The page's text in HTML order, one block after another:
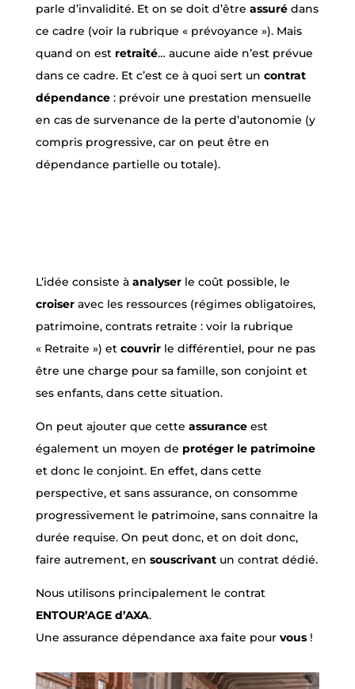
parle d’invalidité. Et on se doit d’être assurédans
ce cadre (voir la rubrique « prévoyance »). Mais
quand on est retraité… aucune aide n’est prévue
dans ce cadre. Et c’est ce à quoi sert un contrat
dépendance: prévoir une prestation mensuelle
en cas de survenance de la perte d’autonomie (y
compris progressive, car on peut être en
dépendance partielle ou totale).
L’idée consiste à analyserle coût possible, le
croiseravec les ressources (régimes obligatoires,
patrimoine, contrats retraite : voir la rubrique
« Retraite ») et couvrirle différentiel, pour ne pas
être une charge pour sa famille, son conjoint et
ses enfants, dans cette situation.
On peut ajouter que cette assuranceest
également un moyen de protéger le patrimoine
et donc le conjoint. En effet, dans cette
perspective, et sans assurance, on consomme
progressivement le patrimoine, sans connaitre la
durée requise. On peut donc, et on doit donc,
faire autrement, en souscrivantun contrat dédié.
Nous utilisons principalement le contrat
ENTOUR’AGE d’AXA.
Une assurance dépendance axa faite pour vous!